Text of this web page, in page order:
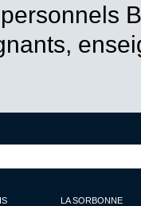
LA SORBONNE